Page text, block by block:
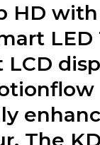
HD
LCD
The